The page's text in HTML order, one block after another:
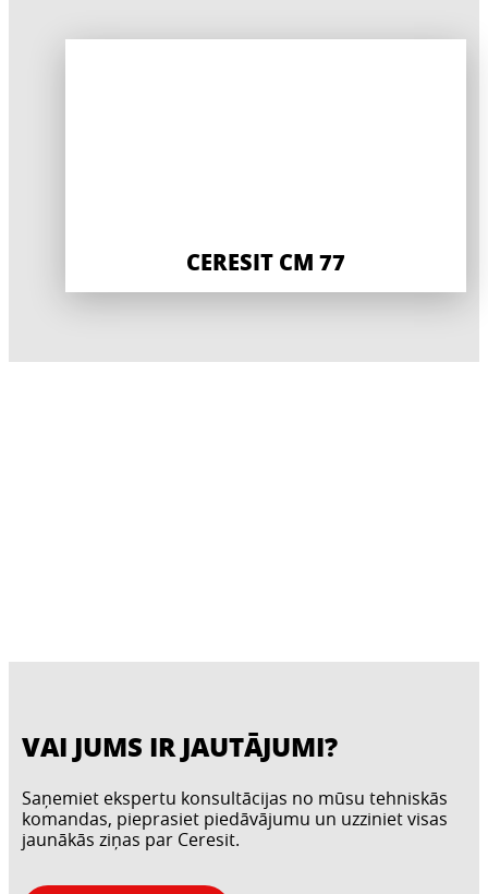
CERESIT CM 77
VAI JUMS IR JAUTĀJUMI?
Saņemiet ekspertu konsultācijas no mūsu tehniskās
komandas, pieprasiet piedāvājumu un uzziniet visas
jaunākās ziņas par Ceresit.